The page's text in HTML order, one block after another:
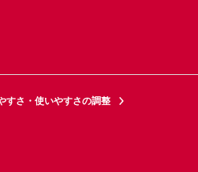
すさ・使いやすさの調整